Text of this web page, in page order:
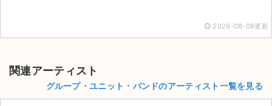
2026-08-08更新
関連アーティスト
グループ・ユニット・バンドのアーティスト一覧を見る